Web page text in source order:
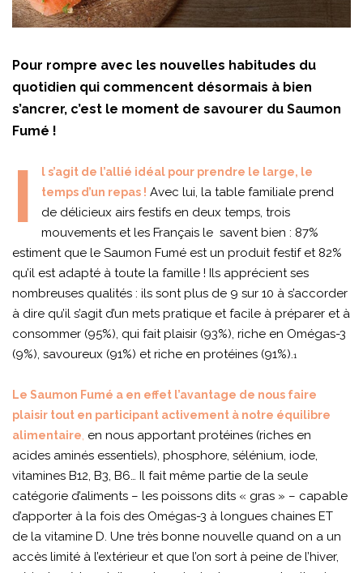
Pour rompre avec les nouvelles habitudes du
quotidien qui commencent désormais à bien
s’ancrer, c’est le moment de savourer du Saumon
Fumé !
I
l s’agit de l’allié idéal pour prendre le large, le
temps d’un repas ! Avec lui, la table familiale prend
de délicieux airs festifs en deux temps, trois
mouvements et les Français le savent bien : 87%
estiment que le Saumon Fumé est un produit festif et 82%
qu’il est adapté à toute la famille ! Ils apprécient ses
nombreuses qualités : ils sont plus de 9 sur 10 à s’accorder
à dire qu’il s’agit d’un mets pratique et facile à préparer et à
consommer (95%), qui fait plaisir (93%), riche en Omégas-3
(9%), savoureux (91%) et riche en protéines (91%).1
Le Saumon Fumé a en effet l’avantage de nous faire
plaisir tout en participant activement à notre équilibre
alimentaire, en nous apportant protéines (riches en
acides aminés essentiels), phosphore, sélénium, iode,
vitamines B12, B3, B6… Il fait même partie de la seule
catégorie d’aliments – les poissons dits « gras » – capable
d’apporter à la fois des Omégas-3 à longues chaines ET
de la vitamine D. Une très bonne nouvelle quand on a un
accès limité à l’extérieur et que l’on sort à peine de l’hiver,